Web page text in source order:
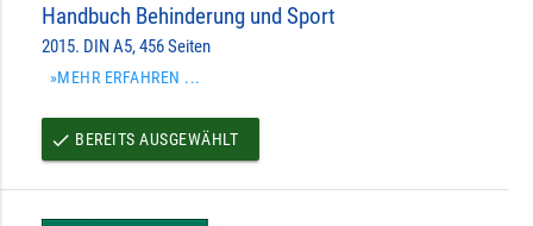
Handbuch Behinderung und Sport
2015. DIN A5, 456 Seiten
»MEHR ERFAHREN ...
done BEREITS AUSGEWÄHLT